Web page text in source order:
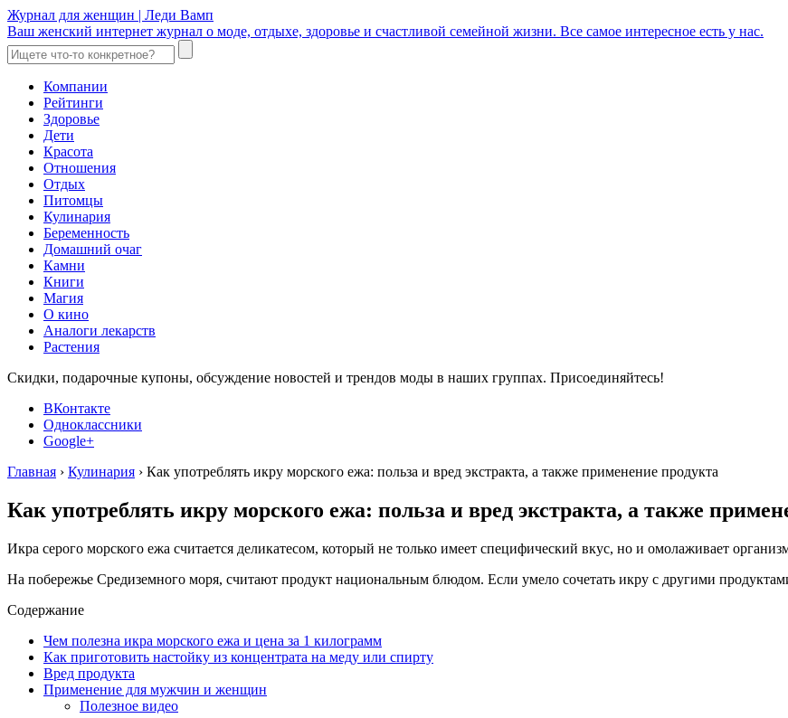
Журнал для женщин | Леди Вамп
Ваш женский интернет журнал о моде, отдыхе, здоровье и счастливой семейной жизни. Все самое интересное есть у нас.
Компании
Рейтинги
Здоровье
Дети
Красота
Отношения
Отдых
Питомцы
Кулинария
Беременность
Домашний очаг
Камни
Книги
Магия
О кино
Аналоги лекарств
Растения
Скидки, подарочные купоны, обсуждение новостей и трендов моды в наших группах. Присоединяйтесь!
ВКонтакте
Одноклассники
Google+
Главная › Кулинария › Как употреблять икру морского ежа: польза и вред экстракта, а также применение продукта
Как употреблять икру морского ежа: польза и вред экстракта, а также
Икра серого морского ежа считается деликатесом, который не только имеет специфический вкус, но и омолаживает
На побережье Средиземного моря, считают продукт национальным блюдом. Если умело сочетать икру с другими
Содержание
Чем полезна икра морского ежа и цена за 1 килограмм
Как приготовить настойку из концентрата на меду или спирту
Вред продукта
Применение для мужчин и женщин
Полезное видео